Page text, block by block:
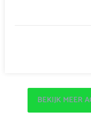
BEKIJK MEER